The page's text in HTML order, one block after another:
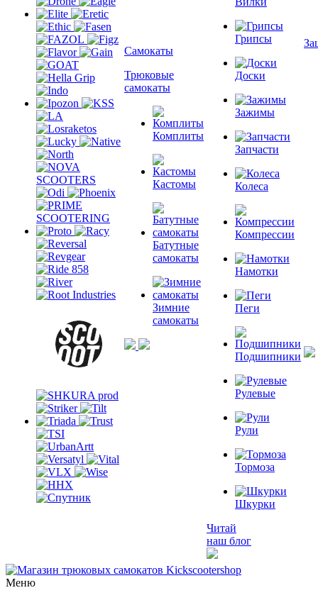
Самокаты
Трюковые
самокаты
Комплиты
Кастомы
Батутные
самокаты
Зимние
самокаты
Грипсы
Доски
Зажимы
Запчасти
Колеса
Компрессии
Намотки
Пеги
Подшипники
Рулевые
Рули
Тормоза
Шкурки
Читай
наш блог
Меню